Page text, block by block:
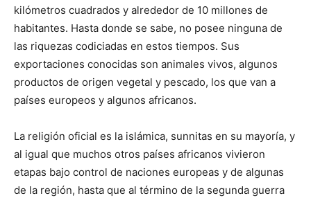
kilómetros cuadrados y alrededor de 10 millones de
habitantes. Hasta donde se sabe, no posee ninguna de
las riquezas codiciadas en estos tiempos. Sus
exportaciones conocidas son animales vivos, algunos
productos de origen vegetal y pescado, los que van a
países europeos y algunos africanos.
La religión oficial es la islámica, sunnitas en su mayoría, y
al igual que muchos otros países africanos vivieron
etapas bajo control de naciones europeas y de algunas
de la región, hasta que al término de la segunda guerra